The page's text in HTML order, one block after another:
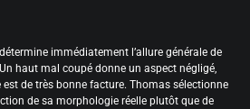
immédiatement l’allure générale de
haut mal coupé donne un aspect négligé,
de très bonne facture. Thomas sélectionne
de sa morphologie réelle plutôt que de